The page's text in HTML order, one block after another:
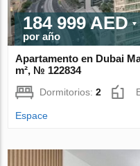
184 999 AED
por año
Apartamento en Dubai
m², № 122834
Dormitorios:2
Espace